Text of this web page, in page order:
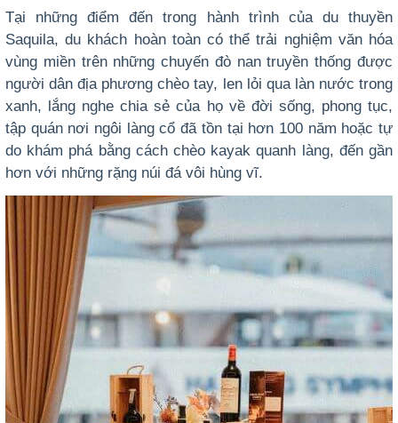
Tại những điểm đến trong hành trình của du thuyền
Saquila, du khách hoàn toàn có thể trải nghiệm văn hóa
vùng miền trên những chuyến đò nan truyền thống được
người dân địa phương chèo tay, len lỏi qua làn nước trong
xanh, lắng nghe chia sẻ của họ về đời sống, phong tục,
tập quán nơi ngôi làng cổ đã tồn tại hơn 100 năm hoặc tự
do khám phá bằng cách chèo kayak quanh làng, đến gần
hơn với những rặng núi đá vôi hùng vĩ.